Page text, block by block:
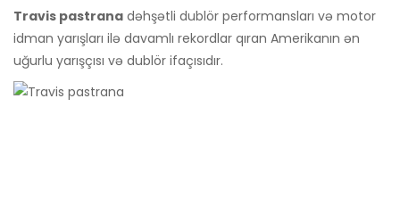
Travis pastrana dəhşətli dublör performansları və motor
idman yarışları ilə davamlı rekordlar qıran Amerikanın ən
uğurlu yarışçısı və dublör ifaçısıdır.